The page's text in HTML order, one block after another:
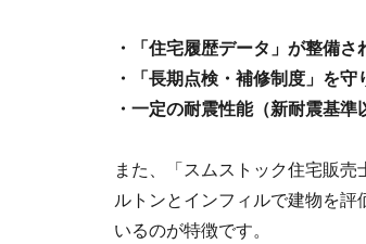
・「住宅履歴データ」が整備さ
・「長期点検・補修制度」を守
・一定の耐震性能（新耐震基
また、「スムストック住宅販
ルトンとインフィルで建物を
いるのが特徴です。